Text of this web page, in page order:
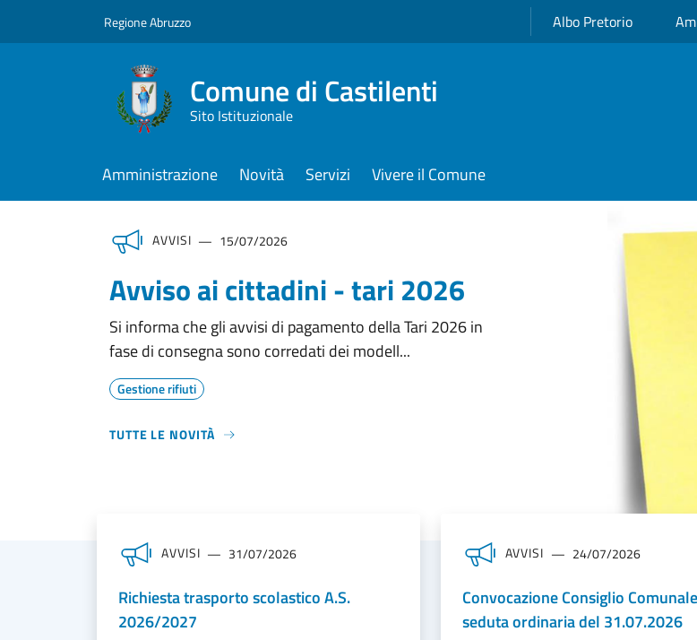
Regione Abruzzo Albo Pretorio
Comune di Castilenti
Sito Istituzionale
Amministrazione Novità Servizi Vivere il Comune
AVVISI 15/07/2026
Avviso ai cittadini - tari 2026
Si informa che gli avvisi di pagamento della Tari 2026 in
fase di consegna sono corredati dei modell...
Gestione rifiuti
TUTTE LE NOVITÀ
AVVISI 31/07/2026
Richiesta trasporto scolastico A.S.
2026/2027
AVVISI 24/07/2026
Convocazione Consiglio Comunale
seduta ordinaria del 31.07.2026